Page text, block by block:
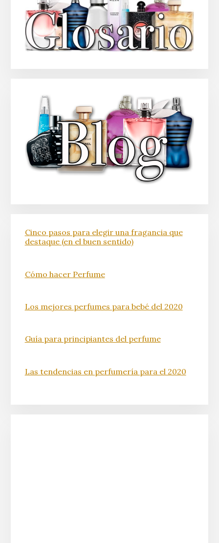
Cinco pasos para elegir una fragancia que
destaque (en el buen sentido)
Cómo hacer Perfume
Los mejores perfumes para bebé del 2020
Guía para principiantes del perfume
Las tendencias en perfumería para el 2020